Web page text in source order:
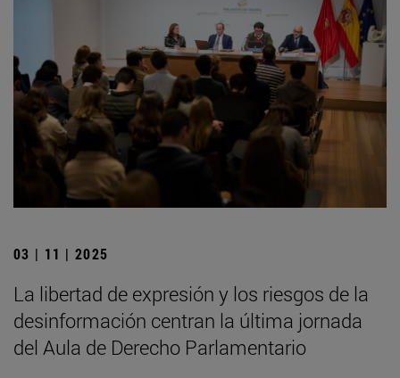
03 | 11 | 2025
La libertad de expresión y los riesgos de la
desinformación centran la última jornada
del Aula de Derecho Parlamentario